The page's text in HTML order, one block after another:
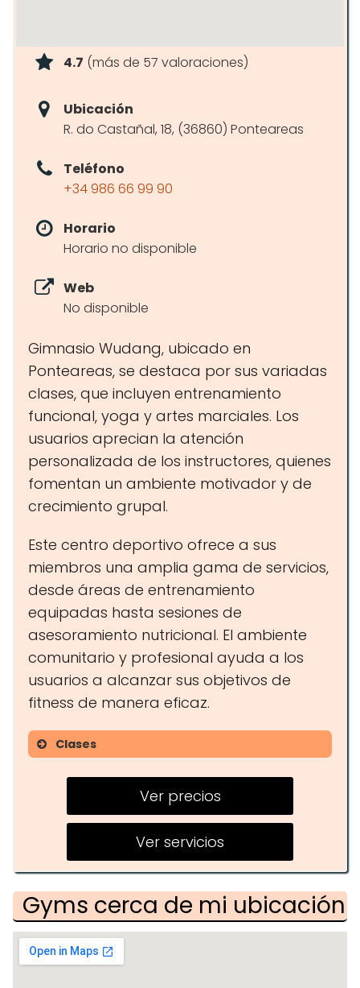
4.7 (más de 57 valoraciones)
Ubicación
R. do Castañal, 18, (36860) Ponteareas
Teléfono
+34 986 66 99 90
Horario
Horario no disponible
Web
No disponible
Gimnasio Wudang, ubicado en
Ponteareas, se destaca por sus variadas
clases, que incluyen entrenamiento
funcional, yoga y artes marciales. Los
usuarios aprecian la atención
personalizada de los instructores, quienes
fomentan un ambiente motivador y de
crecimiento grupal.
Este centro deportivo ofrece a sus
miembros una amplia gama de servicios,
desde áreas de entrenamiento
equipadas hasta sesiones de
asesoramiento nutricional. El ambiente
comunitario y profesional ayuda a los
usuarios a alcanzar sus objetivos de
fitness de manera eficaz.
Clases
Entrenamiento funcional
Artes marciales
Ver precios
Ver servicios
Gyms cerca de mi ubicación